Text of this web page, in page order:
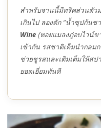
สำหรับจานนี้มีทริคส่วนตัว
เกินไป ลองตัก “น้ำซุปก้นช
Wine (หอยแมลงภู่อบไวน์ข
เข้ากัน รสชาติเค็มนำกลม
ช่วยชูรสและเติมเต็มให้สป
ยอดเยี่ยมทันที